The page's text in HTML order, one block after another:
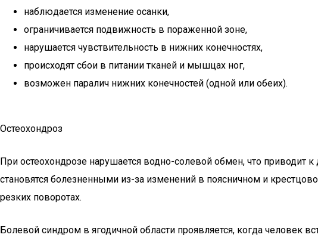
наблюдается изменение осанки,
ограничивается подвижность в пораженной зоне,
нарушается чувствительность в нижних конечностях,
происходят сбои в питании тканей и мышцах ног,
возможен паралич нижних конечностей (одной или обеих).
Остеохондроз
При остеохондрозе нарушается водно-солевой обмен, что
становятся болезненными из-за изменений в поясничном и
резких поворотах.
Болевой синдром в ягодичной области проявляется, когда человек